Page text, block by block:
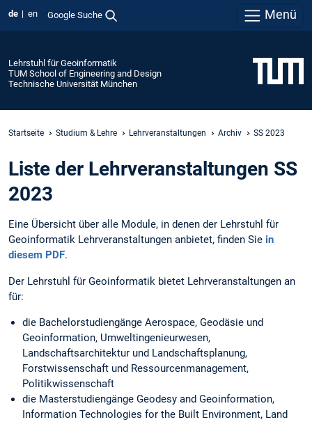
de en Google Suche Menü
Lehrstuhl für Geoinformatik
TUM School of Engineering and Design
Technische Universität München
Startseite Studium & Lehre Lehrveranstaltungen Archiv SS 2023
Liste der Lehrveranstaltungen SS
2023
Eine Übersicht über alle Module, in denen der Lehrstuhl für
Geoinformatik Lehrveranstaltungen anbietet, finden Sie in
diesem PDF.
Der Lehrstuhl für Geoinformatik bietet Lehrveranstaltungen an
für:
die Bachelorstudiengänge Aerospace, Geodäsie und
Geoinformation, Umweltingenieurwesen,
Landschaftsarchitektur und Landschaftsplanung,
Forstwissenschaft und Ressourcenmanagement,
Politikwissenschaft
die Masterstudiengänge Geodesy and Geoinformation,
Information Technologies for the Built Environment, Land